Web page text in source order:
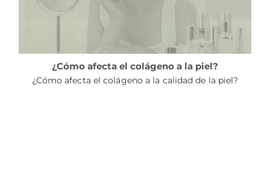
¿Cómo afecta el colágeno a la piel?
¿Cómo afecta el colágeno a la calidad de la piel?